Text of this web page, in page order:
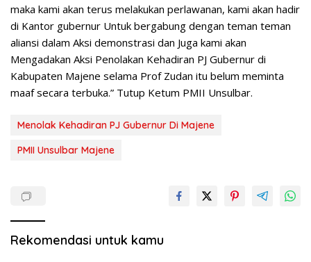
maka kami akan terus melakukan perlawanan, kami akan hadir
di Kantor gubernur Untuk bergabung dengan teman teman
aliansi dalam Aksi demonstrasi dan Juga kami akan
Mengadakan Aksi Penolakan Kehadiran PJ Gubernur di
Kabupaten Majene selama Prof Zudan itu belum meminta
maaf secara terbuka.” Tutup Ketum PMII Unsulbar.
Menolak Kehadiran PJ Gubernur Di Majene
PMII Unsulbar Majene
Rekomendasi untuk kamu